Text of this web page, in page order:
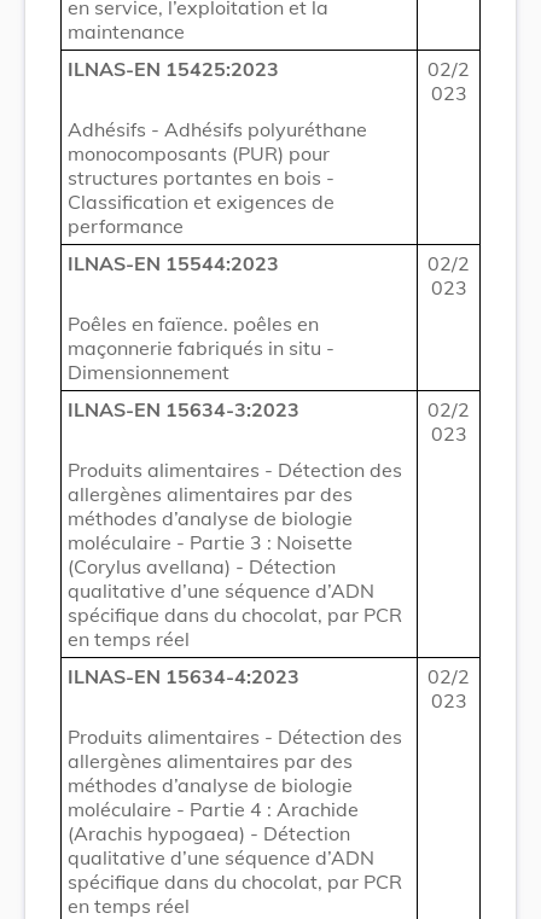
en service, l’exploitation et la
maintenance
ILNAS-EN 15425:2023
02/2
023
Adhésifs - Adhésifs polyuréthane
monocomposants (PUR) pour
structures portantes en bois -
Classification et exigences de
performance
ILNAS-EN 15544:2023
02/2
023
Poêles en faïence. poêles en
maçonnerie fabriqués in situ -
Dimensionnement
ILNAS-EN 15634-3:2023
02/2
023
Produits alimentaires - Détection des
allergènes alimentaires par des
méthodes d’analyse de biologie
moléculaire - Partie 3 : Noisette
(Corylus avellana) - Détection
qualitative d’une séquence d’ADN
spécifique dans du chocolat, par PCR
en temps réel
ILNAS-EN 15634-4:2023
02/2
023
Produits alimentaires - Détection des
allergènes alimentaires par des
méthodes d’analyse de biologie
moléculaire - Partie 4 : Arachide
(Arachis hypogaea) - Détection
qualitative d’une séquence d’ADN
spécifique dans du chocolat, par PCR
en temps réel